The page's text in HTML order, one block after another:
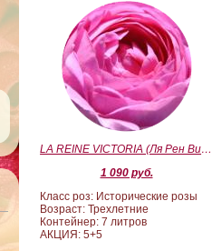
LA REINE VICTORIA (Ля Рен Виктория)
1 090 руб.
Класс роз: Исторические розы
Возраст: Трехлетние
Контейнер: 7 литров
АКЦИЯ: 5+5